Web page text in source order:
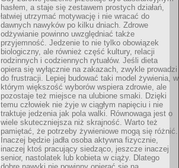
hasłem, a staje się zestawem prostych działań,
łatwiej utrzymać motywację i nie wracać do
dawnych nawyków po kilku dniach. Zdrowe
odżywianie powinno uwzględniać także
przyjemność. Jedzenie to nie tylko obowiązek
biologiczny, ale również część kultury, relacji
rodzinnych i codziennych rytuałów. Jeśli dieta
opiera się wyłącznie na zakazach, zwykle prowadzi
do frustracji. Lepiej budować taki model żywienia, w
którym większość wyborów wspiera zdrowie, ale
pozostaje też miejsce na ulubione smaki. Dzięki
temu człowiek nie żyje w ciągłym napięciu i nie
traktuje jedzenia jak pola walki. Równowaga jest o
wiele skuteczniejsza niż skrajność. Warto też
pamiętać, że potrzeby żywieniowe mogą się różnić.
Inaczej będzie jadła osoba aktywna fizycznie,
inaczej ktoś pracujący siedząco, jeszcze inaczej
senior, nastolatek lub kobieta w ciąży. Dlatego